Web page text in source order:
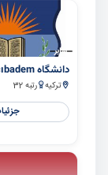
سایر
دانشگاه Acıbadem
ترکیه رتبه 32